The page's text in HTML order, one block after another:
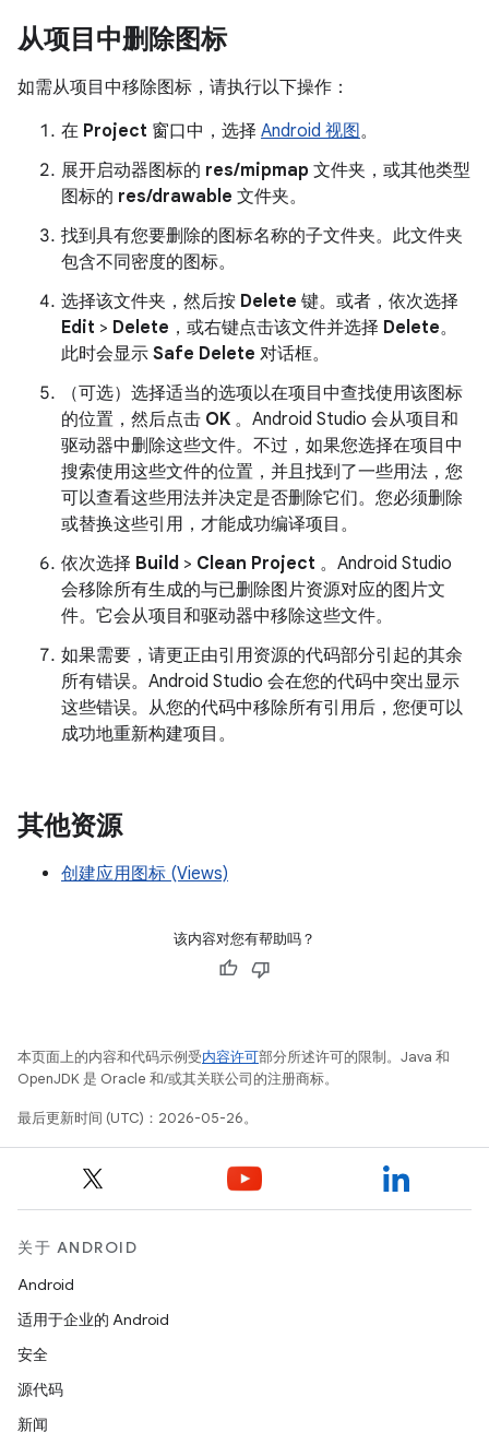
从项目中删除图标
如需从项目中移除图标，请执行以下操作：
在 Project 窗口中，选择 Android 视图。
展开启动器图标的 res/mipmap 文件夹，或其他类型
图标的 res/drawable 文件夹。
找到具有您要删除的图标名称的子文件夹。此文件夹
包含不同密度的图标。
选择该文件夹，然后按 Delete 键。或者，依次选择
Edit > Delete ，或右键点击该文件并选择 Delete。
此时会显示 Safe Delete 对话框。
（可选）选择适当的选项以在项目中查找使用该图标
的位置，然后点击 OK 。Android Studio 会从项目和
驱动器中删除这些文件。不过，如果您选择在项目中
搜索使用这些文件的位置，并且找到了一些用法，您
可以查看这些用法并决定是否删除它们。您必须删除
或替换这些引用，才能成功编译项目。
依次选择 Build > Clean Project 。Android Studio
会移除所有生成的与已删除图片资源对应的图片文
件。它会从项目和驱动器中移除这些文件。
如果需要，请更正由引用资源的代码部分引起的其余
所有错误。Android Studio 会在您的代码中突出显示
这些错误。从您的代码中移除所有引用后，您便可以
成功地重新构建项目。
其他资源
创建应用图标 (Views)
该内容对您有帮助吗？
本页面上的内容和代码示例受内容许可部分所述许可的限制。Java 和
OpenJDK 是 Oracle 和/或其关联公司的注册商标。
最后更新时间 (UTC)：2026-05-26。
关于 ANDROID
Android
适用于企业的 Android
安全
源代码
新闻